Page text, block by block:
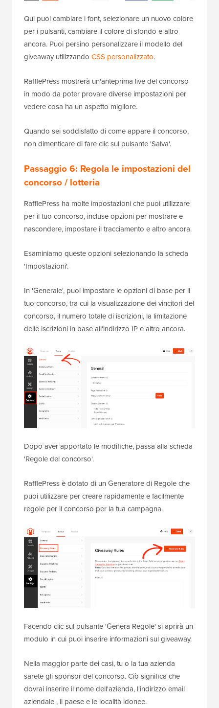
Qui puoi cambiare i font, selezionare un nuovo colore
per i pulsanti, cambiare il colore di sfondo e altro
ancora. Puoi persino personalizzare il modello del
giveaway utilizzando CSS personalizzato.
RafflePress mostrerà un'anteprima live del concorso
in modo da poter provare diverse impostazioni per
vedere cosa ha un aspetto migliore.
Quando sei soddisfatto di come appare il concorso,
non dimenticare di fare clic sul pulsante 'Salva'.
Passaggio 6: Regola le impostazioni del
concorso / lotteria
RafflePress ha molte impostazioni che puoi utilizzare
per il tuo concorso, incluse opzioni per mostrare e
nascondere, impostare il tracciamento e altro ancora.
Esaminiamo queste opzioni selezionando la scheda
'Impostazioni'.
In 'Generale', puoi impostare le opzioni di base per il
tuo concorso, tra cui la visualizzazione dei vincitori del
concorso, il numero totale di iscrizioni, la limitazione
delle iscrizioni in base all'indirizzo IP e altro ancora.
Dopo aver apportato le modifiche, passa alla scheda
'Regole del concorso'.
RafflePress è dotato di un Generatore di Regole che
puoi utilizzare per creare rapidamente e facilmente
regole per il concorso per la tua campagna.
Facendo clic sul pulsante 'Genera Regole' si aprirà un
modulo in cui puoi inserire informazioni sul giveaway.
Nella maggior parte dei casi, tu o la tua azienda
sarete gli sponsor del concorso. Ciò significa che
dovrai inserire il nome dell'azienda, l'indirizzo email
aziendale , il paese e le località idonee.